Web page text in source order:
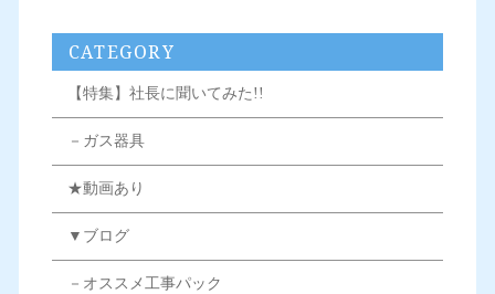
CATEGORY
【特集】社長に聞いてみた!!
－ガス器具
★動画あり
▼ブログ
－オススメ工事パック